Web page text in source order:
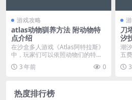
游戏攻略
atlas动物驯养方法 附动物特
点介绍
在沙盒多人游戏《Atlas阿特拉斯》
中，玩家们可以依照动物们的特点
与自己的技巧去...
3 年前 0
刀
汐
潮
五
伤
热度排行榜